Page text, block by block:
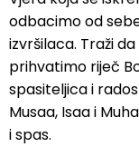
odbacimo od
izvršilaca. Traži
prihvatimo riječ
spasiteljica i
Musaa, Isaa i
i spas.